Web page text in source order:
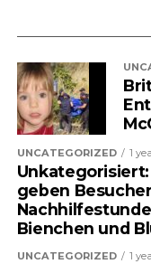
UNCATEGORIZED 1
geben
Bienchen und
UNCATEGORIZED 1